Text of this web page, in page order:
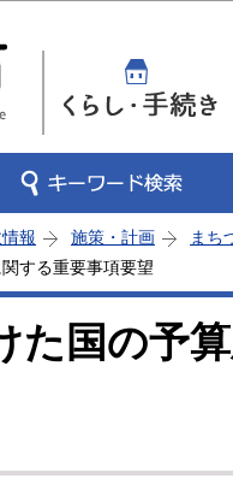
報 施策・計画
まち
する重要事項要望
た国の予